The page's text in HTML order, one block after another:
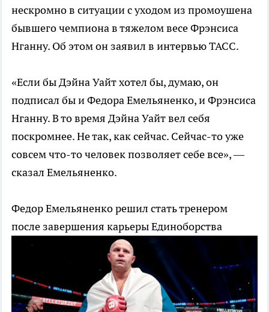
нескромно в ситуации с уходом из промоушена
бывшего чемпиона в тяжелом весе Фрэнсиса
Нганну. Об этом он заявил в интервью ТАСС.
«Если бы Дэйна Уайт хотел бы, думаю, он
подписал бы и Федора Емельяненко, и Фрэнсиса
Нганну. В то время Дэйна Уайт вел себя
поскромнее. Не так, как сейчас. Сейчас-то уже
совсем что-то человек позволяет себе все», —
сказал Емельяненко.
Федор Емельяненко решил стать тренером
после завершения карьерыЕдиноборства